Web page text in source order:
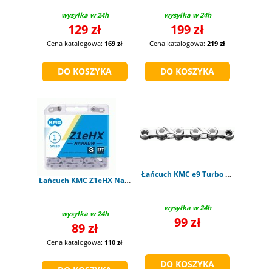
wysyłka w 24h
129 zł
Cena katalogowa: 169 zł
wysyłka w 24h
199 zł
Cena katalogowa: 219 zł
Łańcuch KMC Z1eHX Narrow 1/2 x 3/32" 128 ogniw 7.8 mm
wysyłka w 24h
89 zł
Cena katalogowa: 110 zł
Łańcuch KMC e9 Turbo NP/NP 9rz - 128 ogniw
wysyłka w 24h
99 zł